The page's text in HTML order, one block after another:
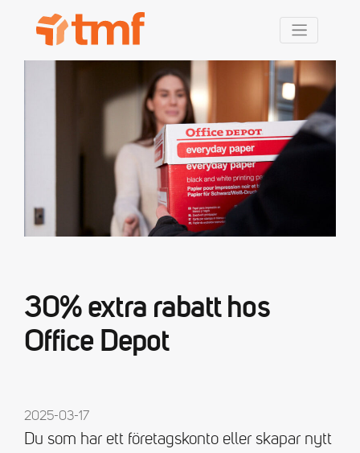
30% extra rabatt hos
Office Depot
2025-03-17
Du som har ett företagskonto eller skapar nytt